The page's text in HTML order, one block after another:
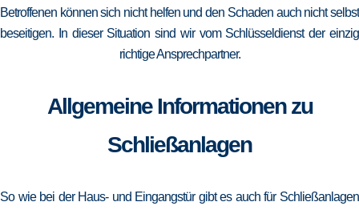
Betroffenen können sich nicht helfen und den Schaden auch nicht selbst
beseitigen. In dieser Situation sind wir vom Schlüsseldienst der einzig
richtige Ansprechpartner.
Allgemeine Informationen zu
Schließanlagen
So wie bei der Haus- und Eingangstür gibt es auch für Schließanlagen